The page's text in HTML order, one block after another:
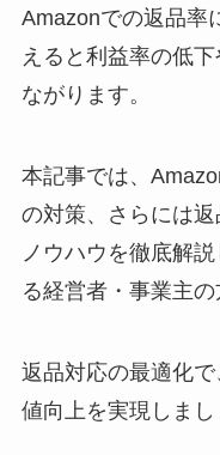
Amazonでの返品率
えると利益率の低
ながります。
本記事では、
の対策、さらには
ノウハウを徹底解
る経営者・事業主の
返品対応の最適化
値向上を実現しまし